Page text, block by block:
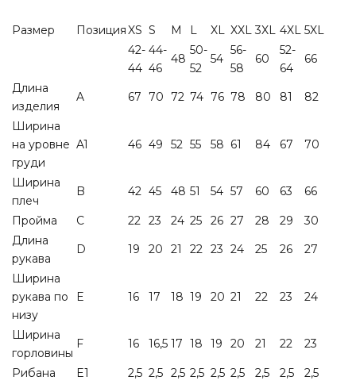
Размер ПозицияXS S M L XL XXL 3XL 4XL 5XL
42-
44
44-
46
48
50-
52
54
56-
58
60
52-
64
66
Длина
изделия
A 67 70 72 74 76 78 80 81 82
Ширина
на уровне
груди
A1 46 49 52 55 58 61 84 67 70
Ширина
плеч
B 42 45 48 51 54 57 60 63 66
Пройма C 22 23 24 25 26 27 28 29
30
Длина
рукава
D 19 20 21 22 23 24 25 26 27
Ширина
рукава по
низу
E 16 17 18 19 20 21 22 23 24
Ширина
горловины
F 16 16,5 17 18 19 20 21 22 23
Рибана E1 2,5 2,5 2,5 2,5 2,5 2,5 2,5 2,5
2,5